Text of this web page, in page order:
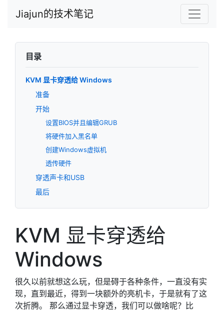
Jiajun的技术笔记
目录
KVM 显卡穿透给 Windows
准备
开始
设置BIOS并且编辑GRUB
将硬件加入黑名单
创建Windows虚拟机
透传硬件
穿透声卡和USB
最后
KVM 显卡穿透给
Windows
很久以前就想这么玩，但是碍于各种条件，一直没有实
现，直到最近，得到一块额外的亮机卡，于是就有了这
次折腾。 那么通过显卡穿透，我们可以做啥呢？比